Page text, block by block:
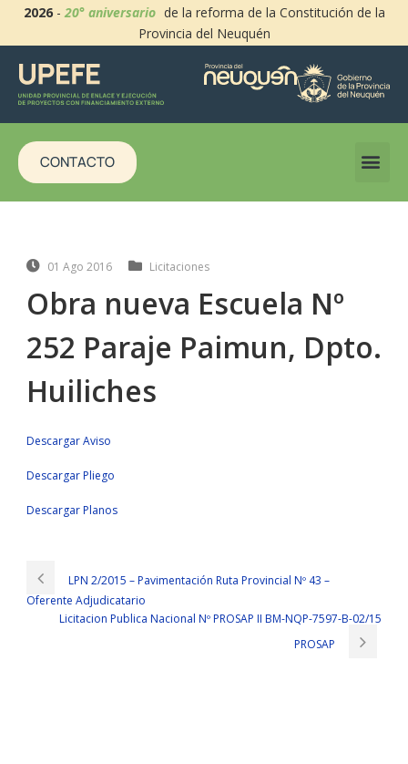
2026-20° aniversario de la reforma de la Constitución de la
Provincia del Neuquén
CONTACTO
01 Ago 2016 Licitaciones
Obra nueva Escuela Nº
252 Paraje Paimun, Dpto.
Huiliches
Descargar Aviso
Descargar Pliego
Descargar Planos
LPN 2/2015 – Pavimentación Ruta Provincial Nº 43 –
Oferente Adjudicatario
Licitacion Publica Nacional Nº PROSAP II BM-NQP-7597-B-02/15
PROSAP